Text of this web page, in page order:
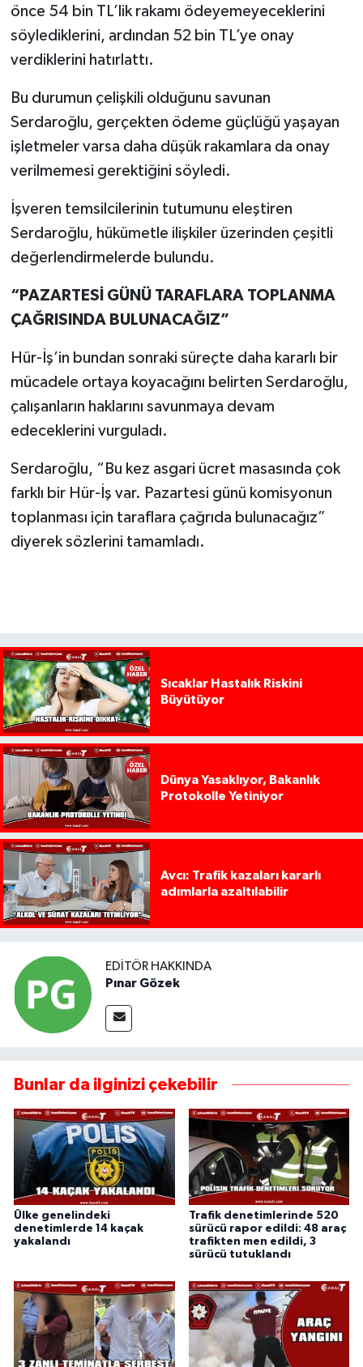
önce 54 bin TL’lik rakamı ödeyemeyeceklerini
söylediklerini, ardından 52 bin TL’ye onay
verdiklerini hatırlattı.
Bu durumun çelişkili olduğunu savunan
Serdaroğlu, gerçekten ödeme güçlüğü yaşayan
işletmeler varsa daha düşük rakamlara da onay
verilmemesi gerektiğini söyledi.
İşveren temsilcilerinin tutumunu eleştiren
Serdaroğlu, hükümetle ilişkiler üzerinden çeşitli
değerlendirmelerde bulundu.
“PAZARTESİ GÜNÜ TARAFLARA TOPLANMA
ÇAĞRISINDA BULUNACAĞIZ”
Hür-İş’in bundan sonraki süreçte daha kararlı bir
mücadele ortaya koyacağını belirten Serdaroğlu,
çalışanların haklarını savunmaya devam
edeceklerini vurguladı.
Serdaroğlu, “Bu kez asgari ücret masasında çok
farklı bir Hür-İş var. Pazartesi günü komisyonun
toplanması için taraflara çağrıda bulunacağız”
diyerek sözlerini tamamladı.
Sıcaklar Hastalık Riskini
Büyütüyor
Dünya Yasaklıyor, Bakanlık
Protokolle Yetiniyor
Avcı: Trafik kazaları kararlı
adımlarla azaltılabilir
EDITÖR HAKKINDA
Pınar Gözek
Bunlar da ilginizi çekebilir
Ülke genelindeki
denetimlerde 14 kaçak
yakalandı
Trafik denetimlerinde 520
sürücü rapor edildi: 48 araç
trafikten men edildi, 3
sürücü tutuklandı